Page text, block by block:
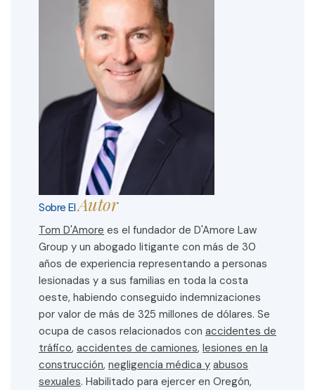
Sobre ElAutor
Tom D'Amore es el fundador de D'Amore Law
Group y un abogado litigante con más de 30
años de experiencia representando a personas
lesionadas y a sus familias en toda la costa
oeste, habiendo conseguido indemnizaciones
por valor de más de 325 millones de dólares. Se
ocupa de casos relacionados con accidentes de
tráfico, accidentes de camiones, lesiones en la
construcción, negligencia médica y abusos
sexuales. Habilitado para ejercer en Oregón,